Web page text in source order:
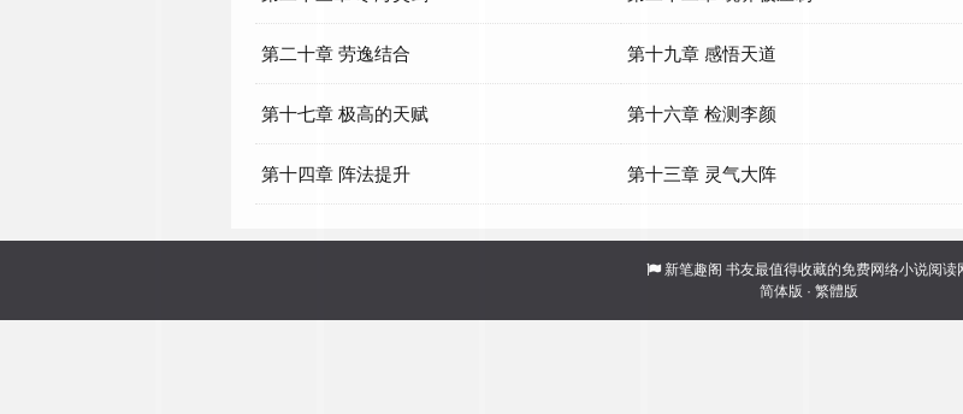
第二十章 劳逸结合 第十九章 感悟天道
第十七章 极高的天赋 第十六章 检测李颜
第十四章 阵法提升 第十三章 灵气大阵
新笔趣阁 书友最值得收藏的免费网络小说阅读
简体版 · 繁體版